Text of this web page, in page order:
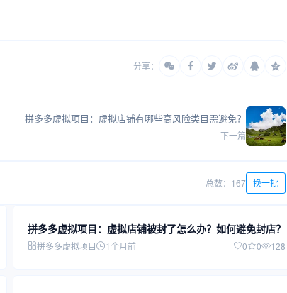
分享：
拼多多虚拟项目：虚拟店铺有哪些高风险类目需避免？
下一篇
总数：167 换一批
拼多多虚拟项目：虚拟店铺被封了怎么办？如何避免封店？
拼多多虚拟项目 1个月前 0 0 128